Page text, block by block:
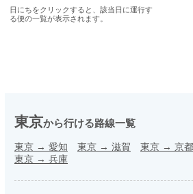
日にちをクリックすると、該当日に運行す
る便の一覧が表示されます。
東京から行ける路線一覧
東京 → 愛知 東京 → 滋賀 東京 → 京都
東京 → 兵庫